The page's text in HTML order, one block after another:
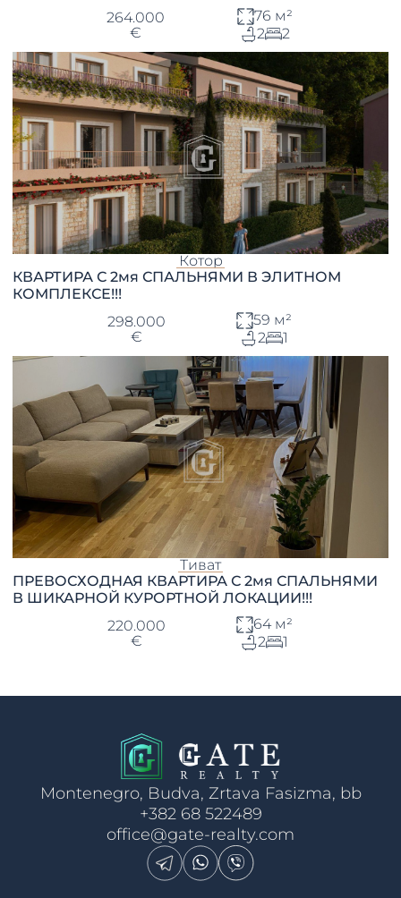
264.000
€
76 м²
2
2
Котор
КВАРТИРА С 2мя СПАЛЬНЯМИ В ЭЛИТНОМ
КОМПЛЕКСЕ!!!
298.000
€
59 м²
2
1
Тиват
ПРЕВОСХОДНАЯ КВАРТИРА С 2мя СПАЛЬНЯМИ
В ШИКАРНОЙ КУРОРТНОЙ ЛОКАЦИИ!!!
220.000
€
64 м²
2
1
Montenegro, Budva, Zrtava Fasizma, bb
+382 68 522489
office@gate-realty.com